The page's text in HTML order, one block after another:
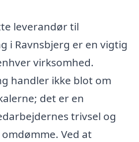
leverandør til
i Ravnsbjerg er en vigtig
virksomhed.
handler ikke blot om
det er en
trivsel og
Ved at